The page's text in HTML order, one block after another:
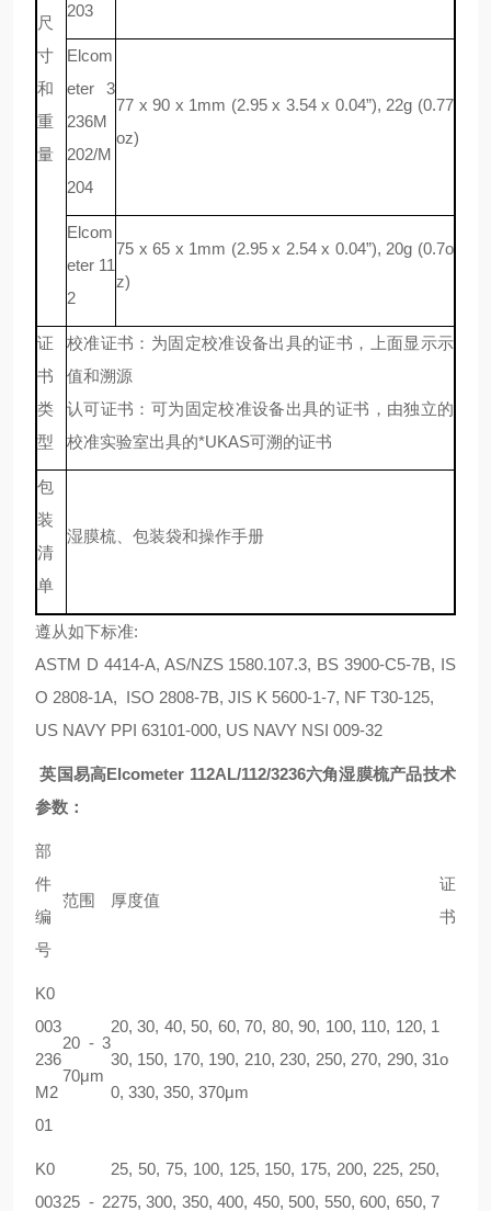
尺
寸
和
重
量
203
Elcom
eter 3
236M
202/M
204
77 x 90 x 1mm (2.95 x 3.54 x 0.04”), 22g (0.77
oz)
Elcom
eter 11
2
75 x 65 x 1mm (2.95 x 2.54 x 0.04”), 20g (0.7o
z)
证
书
类
型
校准证书：为固定校准设备出具的证书，上面显示示
值和溯源
认可证书：可为固定校准设备出具的证书，由独立的
校准实验室出具的*UKAS可溯的证书
包
装
清
单
湿膜梳、包装袋和操作手册
遵从如下标准:
ASTM D 4414-A, AS/NZS 1580.107.3, BS 3900-C5-7B, IS
O 2808-1A, ISO 2808-7B, JIS K 5600-1-7, NF T30-125,
US NAVY PPI 63101-000, US NAVY NSI 009-32
英国易高Elcometer 112AL/112/3236六角湿膜梳产品技术
参数：
部
件
编
号
范围 厚度值
证
书
K0
003
236
M2
01
20 - 3
70μm
20, 30, 40, 50, 60, 70, 80, 90, 100, 110, 120, 1
30, 150, 170, 190, 210, 230, 250, 270, 290, 31
0, 330, 350, 370μm
ο
K0
00325 - 2
25, 50, 75, 100, 125, 150, 175, 200, 225, 250,
275, 300, 350, 400, 450, 500, 550, 600, 650, 7